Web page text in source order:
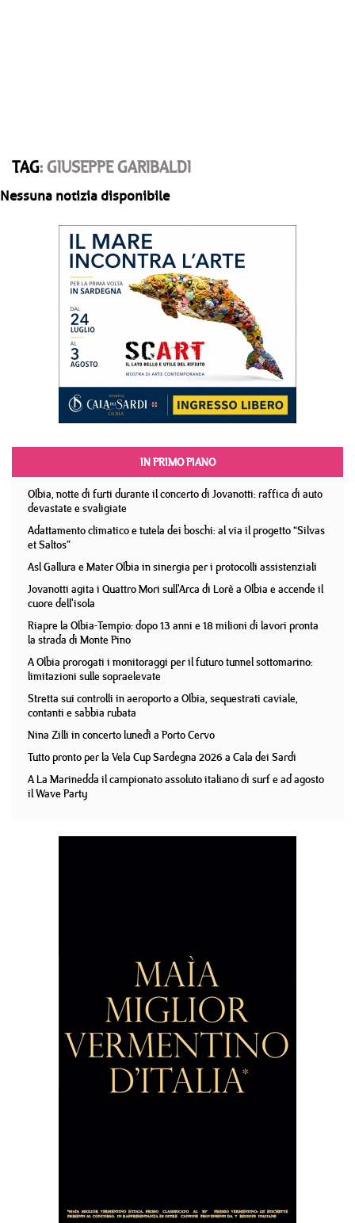
TAG: GIUSEPPE GARIBALDI
Nessuna notizia disponibile
IN PRIMO PIANO
Olbia, notte di furti durante il concerto di Jovanotti: raffica di auto
devastate e svaligiate
Adattamento climatico e tutela dei boschi: al via il progetto “Silvas
et Saltos”
Asl Gallura e Mater Olbia in sinergia per i protocolli assistenziali
Jovanotti agita i Quattro Mori sull'Arca di Lorè a Olbia e accende il
cuore dell'isola
Riapre la Olbia-Tempio: dopo 13 anni e 18 milioni di lavori pronta
la strada di Monte Pino
A Olbia prorogati i monitoraggi per il futuro tunnel sottomarino:
limitazioni sulle sopraelevate
Stretta sui controlli in aeroporto a Olbia, sequestrati caviale,
contanti e sabbia rubata
Nina Zilli in concerto lunedì a Porto Cervo
Tutto pronto per la Vela Cup Sardegna 2026 a Cala dei Sardi
A La Marinedda il campionato assoluto italiano di surf e ad agosto
il Wave Party